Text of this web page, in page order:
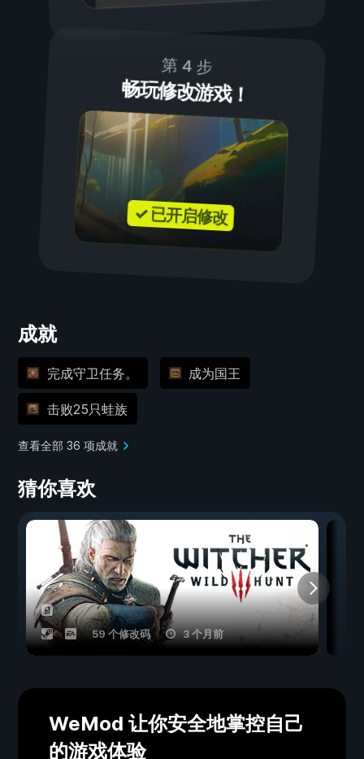
第 4 步
畅玩修改游戏！
✓ 已开启修改
成就
完成守卫任务。 成为国王
击败25只蛙族
查看全部 36 项成就
猜你喜欢
59 个修改码 3 个月前
WeMod 让你安全地掌控自己
的游戏体验